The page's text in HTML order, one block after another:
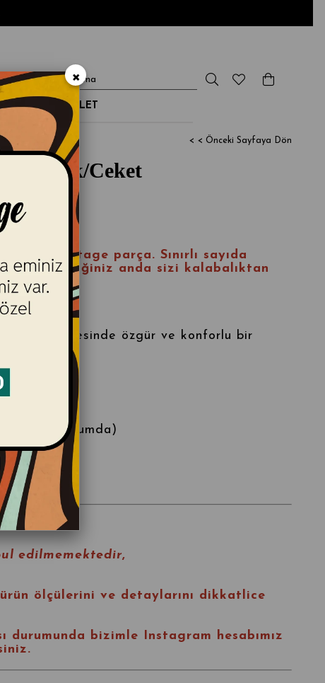
İNDİRİM & OUTLET
< < Önceki Sayfaya Dön
Yelek/Ceket
bir vintage parça. Sınırlı sayıda
; giydiğiniz anda sizi kalabalıktan
sayesinde özgür ve konforlu bir
M
iyi durumda)
edilmemektedir,
ölçülerini ve detaylarını dikkatlice
durumunda bizimle Instagram hesabımız
×